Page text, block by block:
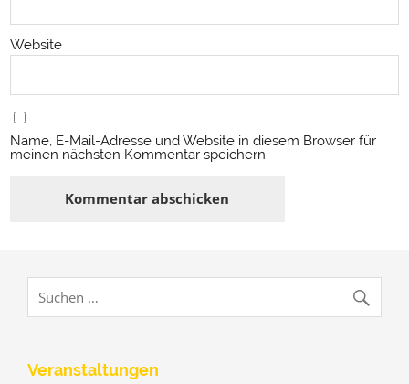
Website
Name, E-Mail-Adresse und Website in diesem Browser für
meinen nächsten Kommentar speichern.
Veranstaltungen